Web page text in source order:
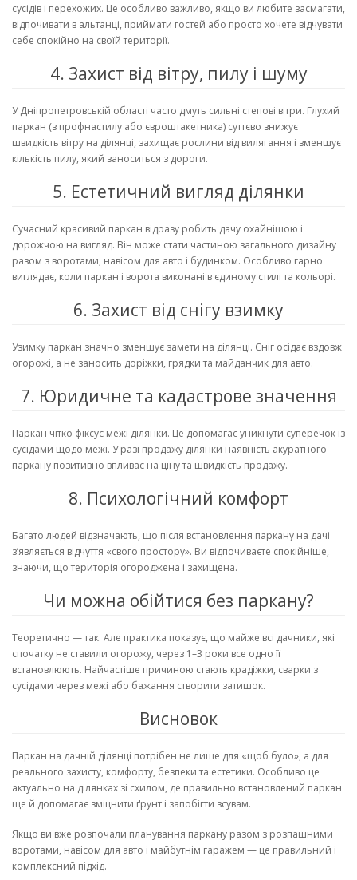
сусідів і перехожих. Це особливо важливо, якщо ви любите засмагати,
відпочивати в альтанці, приймати гостей або просто хочете відчувати
себе спокійно на своїй території.
4. Захист від вітру, пилу і шуму
У Дніпропетровській області часто дмуть сильні степові вітри. Глухий
паркан (з профнастилу або євроштакетника) суттєво знижує
швидкість вітру на ділянці, захищає рослини від вилягання і зменшує
кількість пилу, який заноситься з дороги.
5. Естетичний вигляд ділянки
Сучасний красивий паркан відразу робить дачу охайнішою і
дорожчою на вигляд. Він може стати частиною загального дизайну
разом з воротами, навісом для авто і будинком. Особливо гарно
виглядає, коли паркан і ворота виконані в єдиному стилі та кольорі.
6. Захист від снігу взимку
Узимку паркан значно зменшує замети на ділянці. Сніг осідає вздовж
огорожі, а не заносить доріжки, грядки та майданчик для авто.
7. Юридичне та кадастрове значення
Паркан чітко фіксує межі ділянки. Це допомагає уникнути суперечок із
сусідами щодо межі. У разі продажу ділянки наявність акуратного
паркану позитивно впливає на ціну та швидкість продажу.
8. Психологічний комфорт
Багато людей відзначають, що після встановлення паркану на дачі
з’являється відчуття «свого простору». Ви відпочиваєте спокійніше,
знаючи, що територія огороджена і захищена.
Чи можна обійтися без паркану?
Теоретично — так. Але практика показує, що майже всі дачники, які
спочатку не ставили огорожу, через 1–3 роки все одно її
встановлюють. Найчастіше причиною стають крадіжки, сварки з
сусідами через межі або бажання створити затишок.
Висновок
Паркан на дачній ділянці потрібен не лише для «щоб було», а для
реального захисту, комфорту, безпеки та естетики. Особливо це
актуально на ділянках зі схилом, де правильно встановлений паркан
ще й допомагає зміцнити ґрунт і запобігти зсувам.
Якщо ви вже розпочали планування паркану разом з розпашними
воротами, навісом для авто і майбутнім гаражем — це правильний і
комплексний підхід.